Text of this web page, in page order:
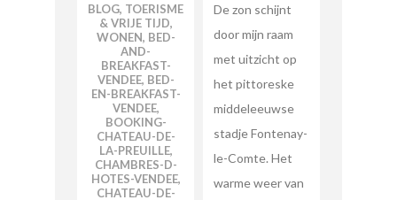
De zon schijnt
door mijn raam
met uitzicht op
het pittoreske
middeleeuwse
stadje Fontenay-
le-Comte. Het
warme weer van
BLOG, TOERISME
& VRIJE TIJD,
WONEN, BED-
AND-
BREAKFAST-
VENDEE, BED-
EN-BREAKFAST-
VENDEE,
BOOKING-
CHATEAU-DE-
LA-PREUILLE,
CHAMBRES-D-
HOTES-VENDEE,
CHATEAU-DE-